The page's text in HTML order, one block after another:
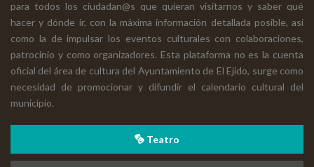
para todos los ciudadan@s que quieran visitarnos y saber qué
hacer y dónde ir, con la máxima información detallada posible, así
como la de impulsar los eventos culturales con colaboraciones,
patrocinio y como organizadores. Esta plataforma no es la cuenta
oficial del área de cultura del Ayuntamiento de El Ejido, surge como
necesidad de promocionar y difundir el calendario cultural del
municipio.
Teatro